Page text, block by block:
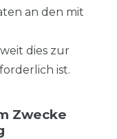
an den mit
dies zur
ist.
Zwecke